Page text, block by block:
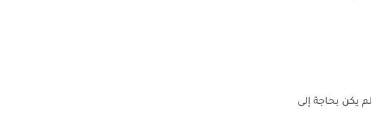
يكن بحاجة إلى